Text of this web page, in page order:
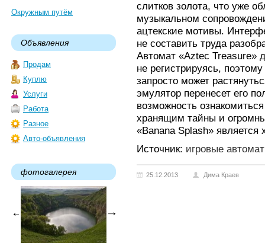
Окружным путём
Объявления
Продам
Куплю
Услуги
Работа
Разное
Авто-объявления
фотогалерея
слитков золота, что уже
музыкальном
ацтекские мотивы.
не составить труда
Автомат «Aztec Treasure»
не регистрируясь,
запросто может
эмулятор перенесет его
возможность
хранящим тайны и
«Banana Splash» является
Источник: игровые
25.12.2013 Дима Краев